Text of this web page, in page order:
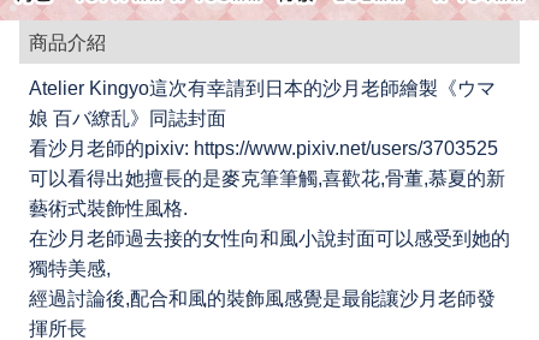
商品介紹
Atelier Kingyo這次有幸請到日本的沙月老師繪製《ウマ
娘 百バ繚乱》同誌封面
看沙月老師的pixiv: https://www.pixiv.net/users/3703525
可以看得出她擅長的是麥克筆筆觸,喜歡花,骨董,慕夏的新
藝術式裝飾性風格.
在沙月老師過去接的女性向和風小說封面可以感受到她的
獨特美感,
經過討論後,配合和風的裝飾風感覺是最能讓沙月老師發
揮所長